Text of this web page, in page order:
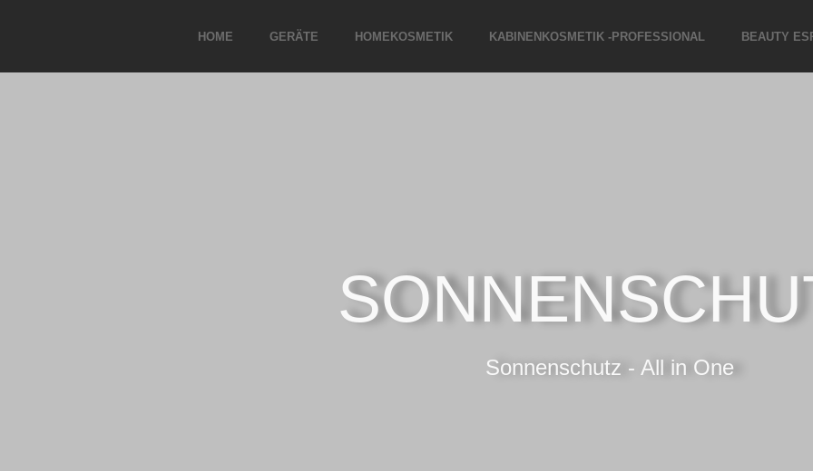
HOME GERÄTE HOMEKOSMETIK KABINENKOSMETIK -PROFESSIONAL BEAUTY
Sonnenschutz - All in One